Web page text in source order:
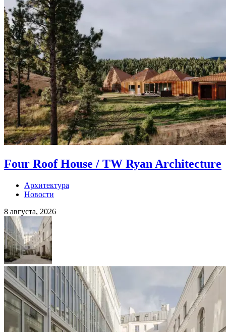
Four Roof House / TW Ryan Architecture
Архитектура
Новости
8 августа, 2026